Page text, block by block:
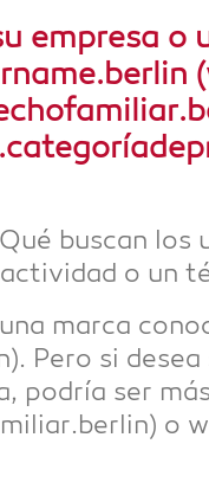
empre­sa
buscan
o un
mar­ca
Pero si
pod­ría ser
o